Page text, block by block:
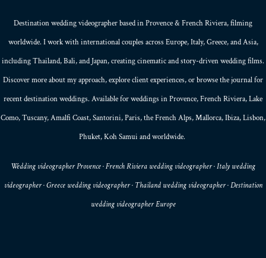
Destination wedding videographer based inProvence&French Riviera, filming
worldwide. I work with international couples across Europe,Italy,Greece, andAsia,
including Thailand,Bali, andJapan, creatingcinematic and story-driven wedding films.
Discover more about myapproach, exploreclient experiences, or browse thejournalfor
recent destination weddings. Available for weddings in Provence, French Riviera, Lake
Como, Tuscany, Amalfi Coast,Santorini,Paris, theFrench Alps,Mallorca, Ibiza,Lisbon,
Phuket, Koh Samui and worldwide.
Wedding videographer Provence · French Riviera wedding videographer · Italy wedding
videographer · Greece wedding videographer · Thailand wedding videographer · Destination
wedding videographer Europe